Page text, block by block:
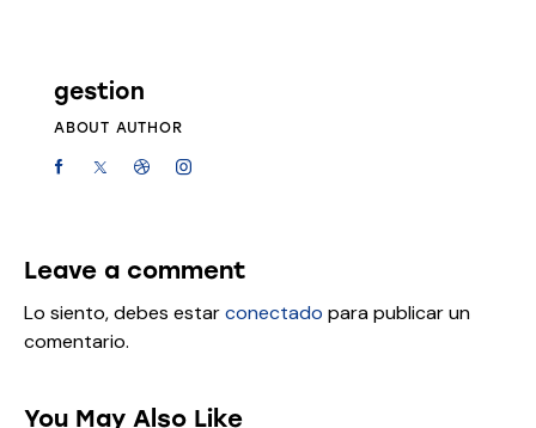
gestion
ABOUT AUTHOR
Leave a comment
Lo siento, debes estarconectado para publicar un
comentario.
You May Also Like